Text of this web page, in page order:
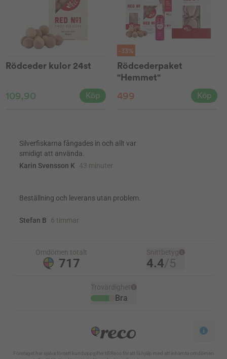
Rödceder kulor 24st
109,90 Köp
-33%
Rödcederpaket
"Hemmet"
499 Köp